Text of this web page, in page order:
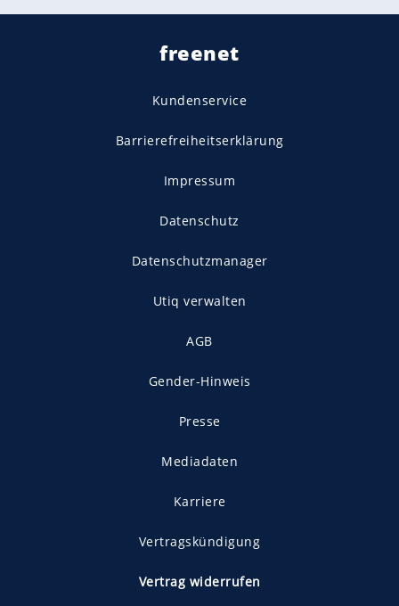
freenet
Kundenservice
Barrierefreiheitserklärung
Impressum
Datenschutz
Datenschutzmanager
Utiq verwalten
AGB
Gender-Hinweis
Presse
Mediadaten
Karriere
Vertragskündigung
Vertrag widerrufen